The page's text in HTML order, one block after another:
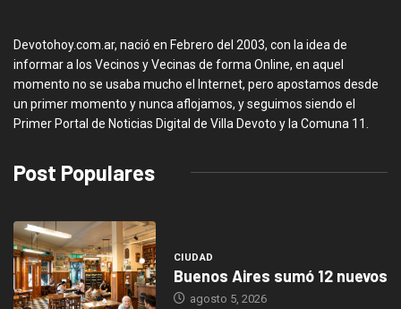
Devotohoy.com.ar, nació en Febrero del 2003, con la idea de
informar a los Vecinos y Vecinas de forma Online, en aquel
momento no se usaba mucho el Internet, pero apostamos desde
un primer momento y nunca aflojamos, y seguimos siendo el
Primer Portal de Noticias Digital de Villa Devoto y la Comuna 11.
Post Populares
CIUDAD
Buenos Aires sumó 12 nuevos
agosto 5, 2026